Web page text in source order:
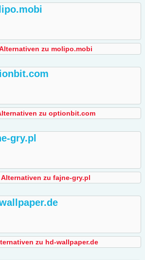
zu molipo.mobi
zu optionbit.com
gry.pl
Alternativen zu fajne-gry.pl
zu hd-wallpaper.de